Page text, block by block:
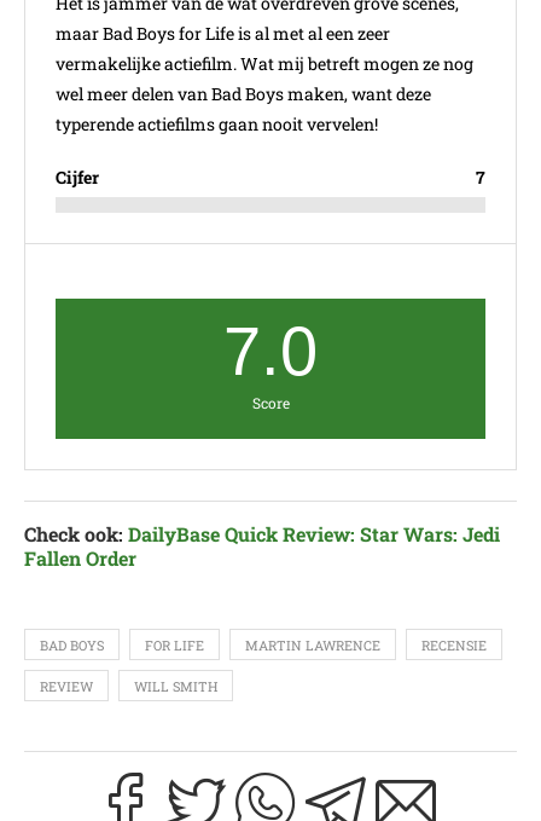
maar Bad Boys for Life is al met al een zeer
vermakelijke actiefilm. Wat mij betreft mogen ze nog
wel meer delen van Bad Boys maken, want deze
typerende actiefilms gaan nooit vervelen!
Cijfer 7
7.0
Score
Check ook: DailyBase Quick Review: Star Wars: Jedi
Fallen Order
BAD BOYS FOR LIFE MARTIN LAWRENCE RECENSIE
REVIEW WILL SMITH